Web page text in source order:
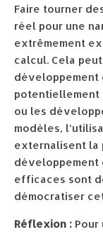
Faire tourner
réel pour une
extrêmement
calcul. Cela
développement
potentiellement
ou les
modèles,
externalisent la
développement
efficaces sont
démocratiser
Réflexion : Pour